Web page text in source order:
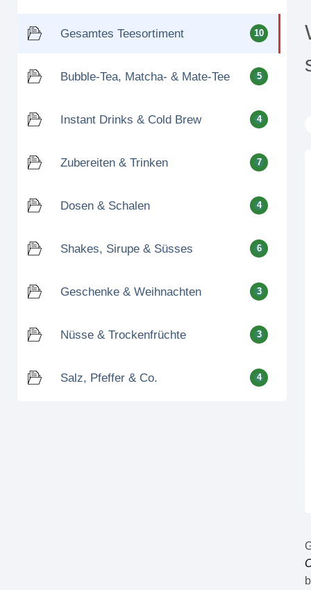
Gesamtes Teesortiment 10
Bubble-Tea, Matcha- & Mate-Tee 5
Instant Drinks & Cold Brew 4
Zubereiten & Trinken 7
Dosen & Schalen 4
Shakes, Sirupe & Süsses 6
Geschenke & Weihnachten 3
Nüsse & Trockenfrüchte 3
Salz, Pfeffer & Co. 4